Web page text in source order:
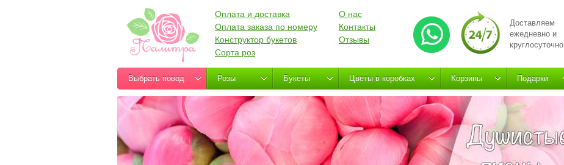
Доставляем
ежедневно и
круглосуточно
Оплата и доставка
Оплата заказа по номеру
Конструктор букетов
Сорта роз
О нас
Контакты
Отзывы
Выбрать повод Розы Букеты Цветы в коробках Корзины Подарки